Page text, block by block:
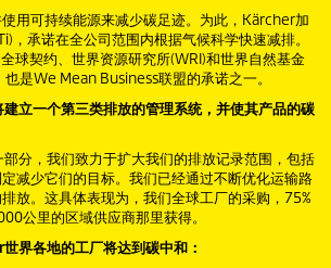
用可持续能源来减少碳足迹。为此，Kärcher加
，承诺在全公司范围内根据气候科学快速减排。
球契约、世界资源研究所(WRI)和世界自然基金
是We Mean Business联盟的承诺之一。
立一个第三类排放的管理系统，并使其产品的碳
分，我们致力于扩大我们的排放记录范围，包括
减少它们的目标。我们已经通过不断优化运输路
放。这具体表现为，我们全球工厂的采购，75%
公里的区域供应商那里获得。
界各地的工厂将达到碳中和：